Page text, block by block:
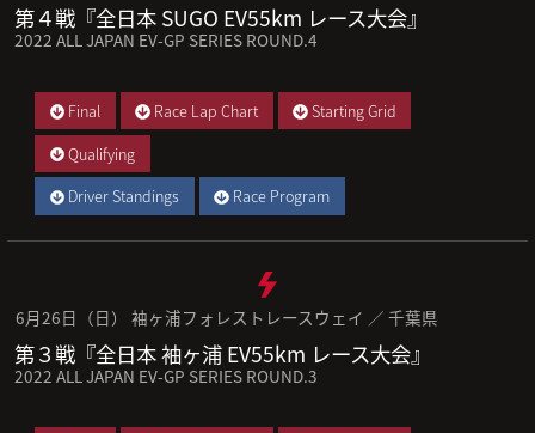
第４戦『全日本 SUGO EV55km レース大会』
2022 ALL JAPAN EV-GP SERIES ROUND.4
Final Race Lap Chart
Starting Grid
Qualifying
Driver Standings
Race Program
6月26日（日） 袖ヶ浦フォレストレースウェイ ／ 千葉県
第３戦『全日本 袖ヶ浦 EV55km レース大会』
2022 ALL JAPAN EV-GP SERIES ROUND.3